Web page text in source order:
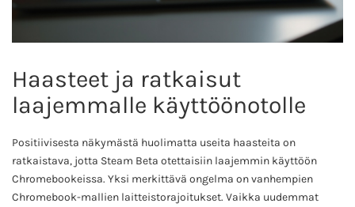
Haasteet ja ratkaisut
laajemmalle käyttöönotolle
Positiivisesta näkymästä huolimatta useita haasteita on
ratkaistava, jotta Steam Beta otettaisiin laajemmin käyttöön
Chromebookeissa. Yksi merkittävä ongelma on vanhempien
Chromebook-mallien laitteistorajoitukset. Vaikka uudemmat